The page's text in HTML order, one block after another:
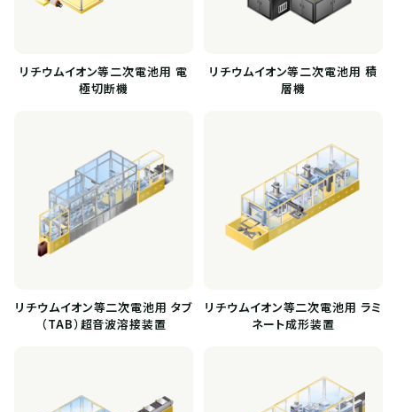
リチウムイオン等二次電池用 電
極切断機
リチウムイオン等二次電池用 積
層機
リチウムイオン等二次電池用 タブ
（TAB）超音波溶接装置
リチウムイオン等二次電池用 ラミ
ネート成形装置